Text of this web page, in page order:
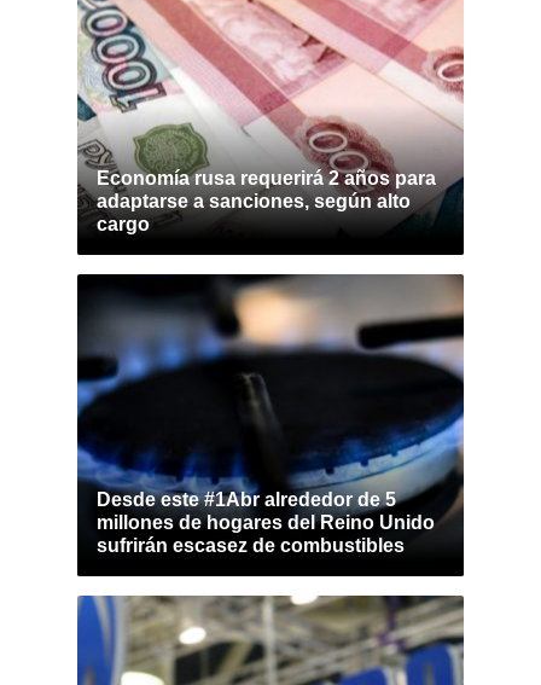
Economía rusa requerirá 2 años para
adaptarse a sanciones, según alto
cargo
Desde este #1Abr alrededor de 5
millones de hogares del Reino Unido
sufrirán escasez de combustibles